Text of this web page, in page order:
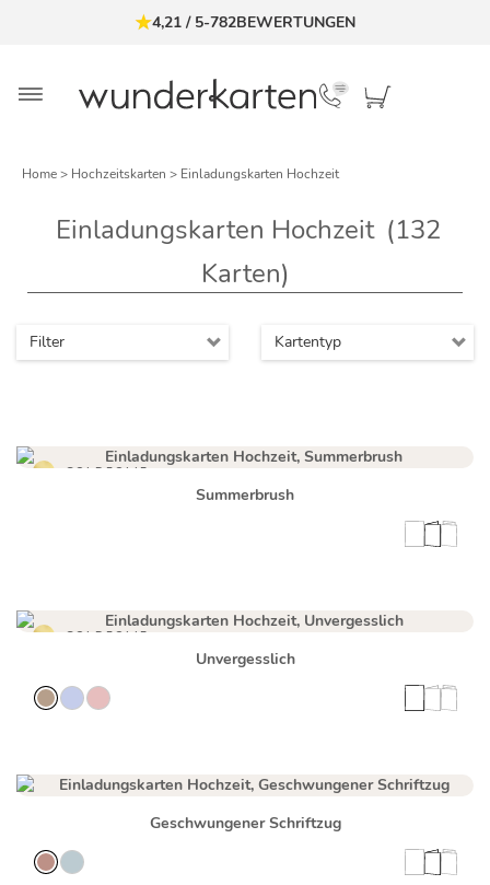
BIS ZU 3 MUSTERKARTEN KOSTENLOS
Home> Hochzeitskarten > Einladungskarten Hochzeit
Einladungskarten Hochzeit (132
Karten)
Filter Kartentyp
GOLDFOLIE
Summerbrush
GOLDFOLIE
Unvergesslich
Geschwungener Schriftzug